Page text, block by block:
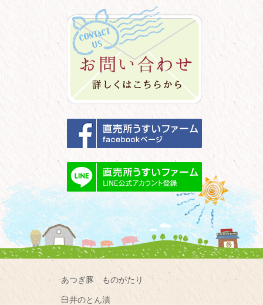
あつぎ豚 ものがたり
臼井のとん漬